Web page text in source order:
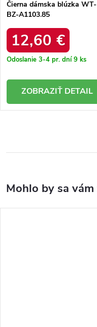
Čierna dámska blúzka WT-
BZ-A1103.85
12,60 €
Odoslanie 3-4 pr. dní9 ks
DETAIL